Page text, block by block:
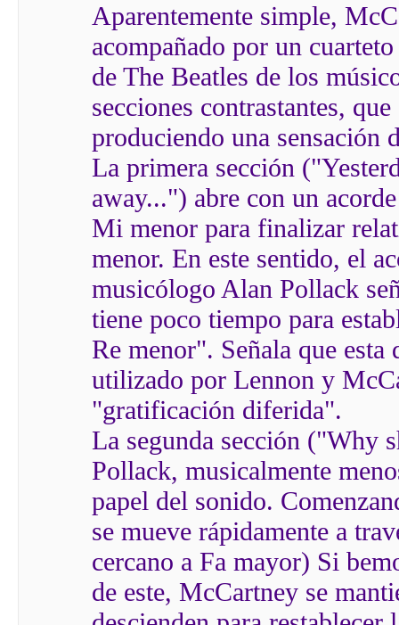
Aparentemente simple,
acompañado por un
de The Beatles de los
secciones contrastantes,
produciendo una sensación
La primera sección
away...") abre con un
Mi menor para finalizar
menor. En este sentido, el
musicólogo Alan Pollack
tiene poco tiempo para
Re menor". Señala que
utilizado por Lennon y
"gratificación diferida".
La segunda sección ("Why
Pollack, musicalmente
papel del sonido.
se mueve rápidamente a
cercano a Fa mayor) Si
de este, McCartney se